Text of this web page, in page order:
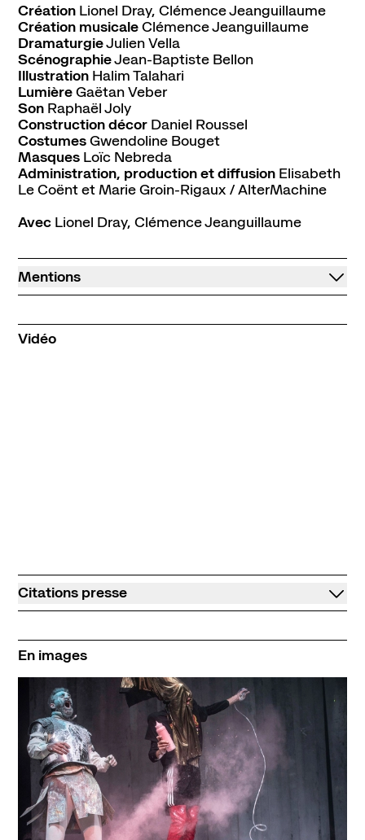
CréationLionel Dray, Clémence Jeanguillaume
Création musicaleClémence Jeanguillaume
DramaturgieJulien Vella
ScénographieJean-Baptiste Bellon
Illustration Halim Talahari
LumièreGaëtan Veber
SonRaphaël Joly
Construction décor Daniel Roussel
CostumesGwendoline Bouget
MasquesLoïc Nebreda
Administration, production et diffusionElisabeth
Le Coënt et Marie Groin-Rigaux / AlterMachine
AvecLionel Dray, Clémence Jeanguillaume
Mentions
Vidéo
Citations presse
En images